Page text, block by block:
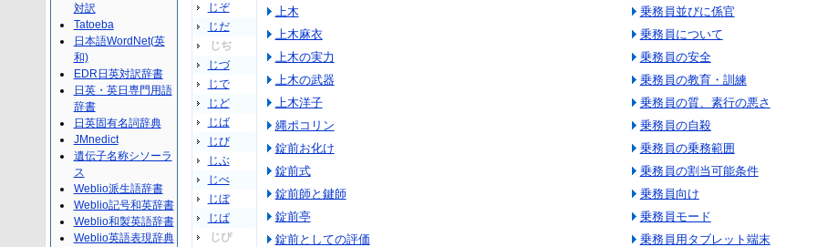
じぞ
じだ
じぢ
じづ
じで
じど
じば
じび
じぶ
じべ
じぼ
じぱ
じぴ
上木
上木麻衣
上木の実力
上木の武器
上木洋子
縄ポコリン
錠前お化け
錠前式
錠前師と鍵師
錠前亭
錠前としての評価
乗務員並びに係官
乗務員について
乗務員の安全
乗務員の教育・訓練
乗務員の質、素行の悪さ
乗務員の自殺
乗務員の乗務範囲
乗務員の割当可能条件
乗務員向け
乗務員モード
乗務員用タブレット端末
対訳
Tatoeba
日本語WordNet(英
和)
EDR日英対訳辞書
日英・英日専門用語
辞書
日英固有名詞辞典
JMnedict
遺伝子名称シソーラ
ス
Weblio派生語辞書
Weblio記号和英辞書
Weblio和製英語辞書
Weblio英語表現辞典